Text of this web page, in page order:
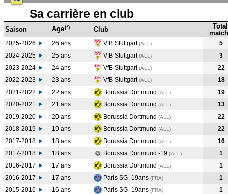
Sa carrière en club
Saison Age(*) Club
Total
2025-2026 26 ans VfB Stuttgart(ALL)
5
2024-2025
25 ans VfB Stuttgart(ALL )
3
2023-2024
24 ans VfB Stuttgart(ALL )
22
2022-2023
23 ans VfB Stuttgart(ALL )
18
2021-2022
22 ans Borussia Dortmund (ALL )
19
2020-2021
21 ans Borussia Dortmund (ALL )
13
2019-2020
20 ans Borussia Dortmund (ALL )
22
2018-2019
19 ans Borussia Dortmund (ALL )
22
2017-2018
18 ans Borussia Dortmund (ALL )
16
2017-2018
18 ans Borussia Dortmund -19 (ALL )
1
2016-2017
17 ans Borussia Dortmund (ALL )
1
2016-2017
17 ans Paris SG -19ans (FRA)
1
2015-2016
16 ans Paris SG -19ans (FRA) 1